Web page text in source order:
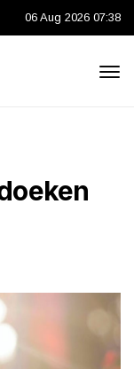
06 Aug 2026 07:38